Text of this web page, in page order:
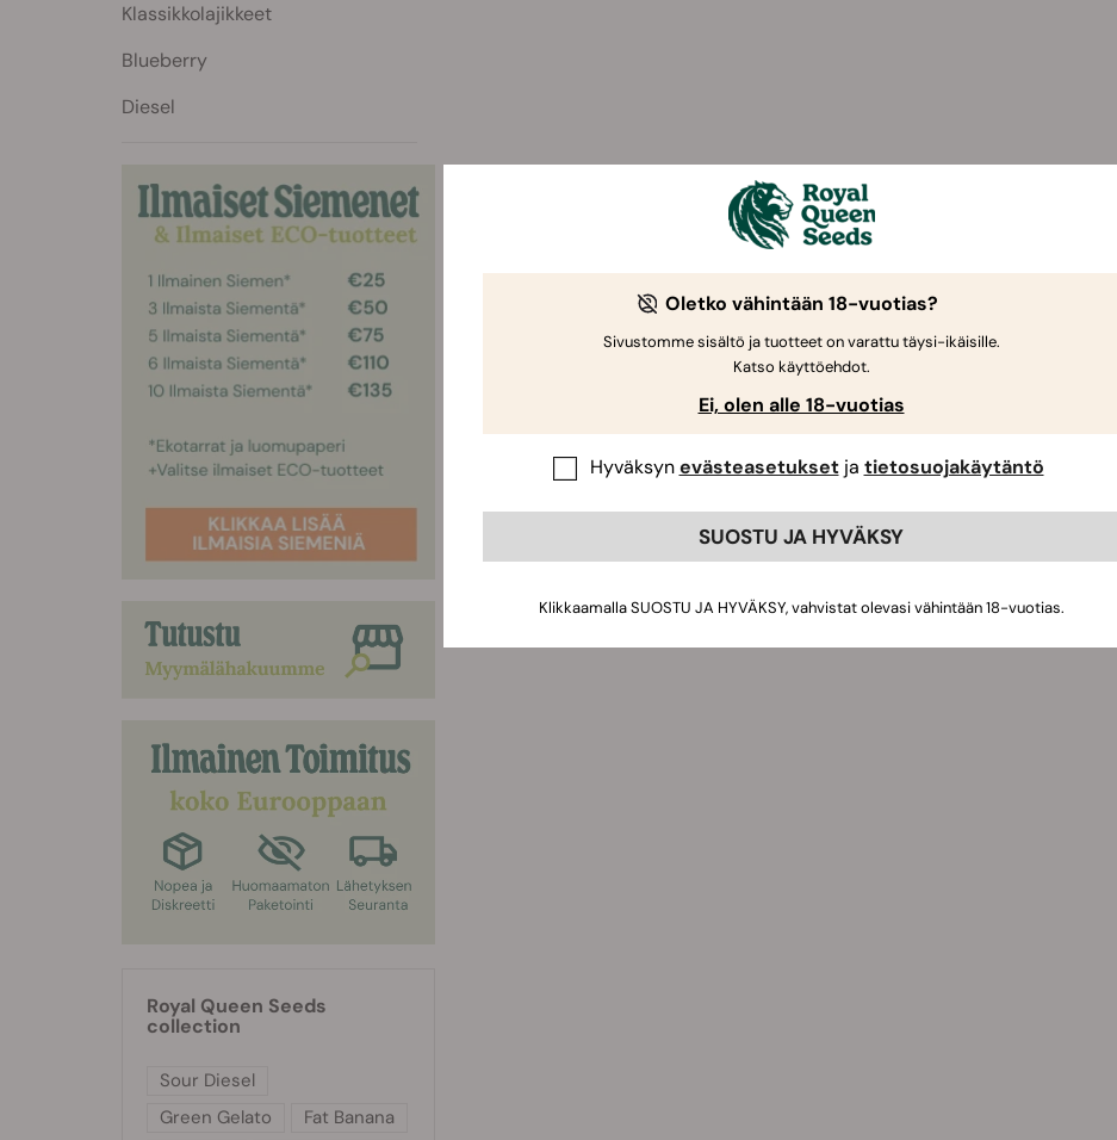
Klassikkolajikkeet
Blueberry
Diesel
Royal Queen Seeds
collection
Sour Diesel
Green Gelato
Fat Banana
Oletko vähintään 18-vuotias?
Sivustomme sisältö ja tuotteet on varattu täysi-ikäisille.
Katso käyttöehdot.
Ei, olen alle 18-vuotias
Hyväksynevästeasetuksetja tietosuojakäytäntö
SUOSTU JA HYVÄKSY
Klikkaamalla SUOSTU JA HYVÄKSY, vahvistat olevasi vähintään 18-vuotias.